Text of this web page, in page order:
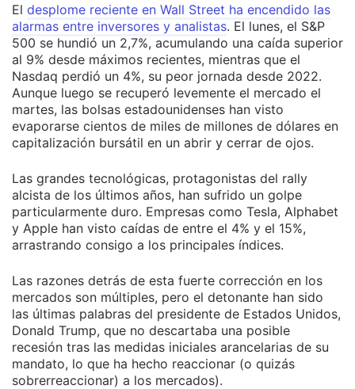
El desplome reciente en Wall Street ha encendido las
alarmas entre inversores y analistas. El lunes, el S&P
500 se hundió un 2,7%, acumulando una caída superior
al 9% desde máximos recientes, mientras que el
Nasdaq perdió un 4%, su peor jornada desde 2022.
Aunque luego se recuperó levemente el mercado el
martes, las bolsas estadounidenses han visto
evaporarse cientos de miles de millones de dólares en
capitalización bursátil en un abrir y cerrar de ojos.
Las grandes tecnológicas, protagonistas del rally
alcista de los últimos años, han sufrido un golpe
particularmente duro. Empresas como Tesla, Alphabet
y Apple han visto caídas de entre el 4% y el 15%,
arrastrando consigo a los principales índices.
Las razones detrás de esta fuerte corrección en los
mercados son múltiples, pero el detonante han sido
las últimas palabras del presidente de Estados Unidos,
Donald Trump, que no descartaba una posible
recesión tras las medidas iniciales arancelarias de su
mandato, lo que ha hecho reaccionar (o quizás
sobrerreaccionar) a los mercados).